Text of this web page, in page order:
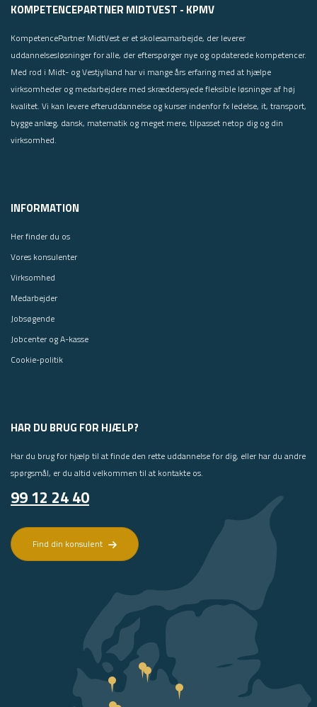
KOMPETENCEPARTNER MIDTVEST - KPMV
KompetencePartner MidtVest er et skolesamarbejde, der leverer
uddannelsesløsninger for alle, der efterspørger nye og opdaterede kompetencer.
Med rod i Midt- og Vestjylland har vi mange års erfaring med at hjælpe
virksomheder og medarbejdere med skræddersyede fleksible løsninger af høj
kvalitet. Vi kan levere efteruddannelse og kurser indenfor fx ledelse, it, transport,
bygge anlæg, dansk, matematik og meget mere, tilpasset netop dig og din
virksomhed.
INFORMATION
Her finder du os
Vores konsulenter
Virksomhed
Medarbejder
Jobsøgende
Jobcenter og A-kasse
Cookie-politik
HAR DU BRUG FOR HJÆLP?
Har du brug for hjælp til at finde den rette uddannelse for dig, eller har du andre
spørgsmål, er du altid velkommen til at kontakte os.
99 12 24 40
Find din konsulent